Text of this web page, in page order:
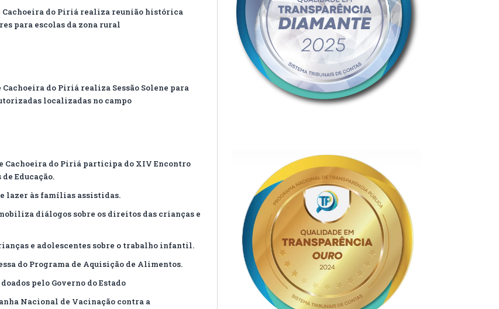
Cachoeira do Piriá realiza reunião histórica
para escolas da zona rural
do Piriá realiza Sessão Solene para
localizadas no campo
Cachoeira do Piriá participa do XIV Encontro
Educação.
lazer às famílias assistidas.
diálogos sobre os direitos das crianças e
e adolescentes sobre o trabalho infantil.
do Programa de Aquisição de Alimentos.
pelo Governo do Estado
Nacional de Vacinação contra a